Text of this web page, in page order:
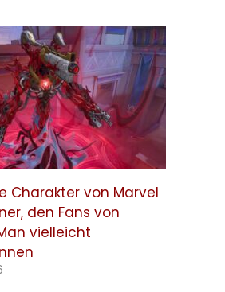
Charakter von Marvel
den Fans von
vielleicht